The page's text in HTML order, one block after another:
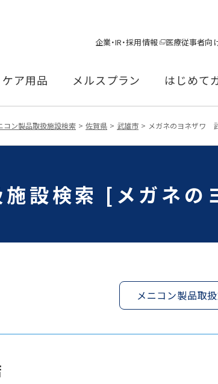
企業・IR・採用情報 医療従事者向
ケア用品 メルスプラン はじめて
コン製品取扱施設検索 佐賀県 武雄市 メガネのヨネザワ
施設検索 [メガネ
メニコン製品取